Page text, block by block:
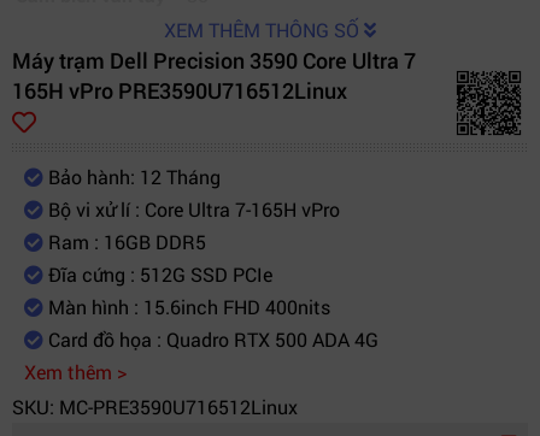
XEM THÊM THÔNG SỐ
Máy trạm Dell Precision 3590 Core Ultra 7
165H vPro PRE3590U716512Linux
Bảo hành: 12 Tháng
Bộ vi xử lí : Core Ultra 7-165H vPro
Ram : 16GB DDR5
Đĩa cứng : 512G SSD PCIe
Màn hình : 15.6inch FHD 400nits
Card đồ họa : Quadro RTX 500 ADA 4G
Xem thêm >
SKU: MC-PRE3590U716512Linux